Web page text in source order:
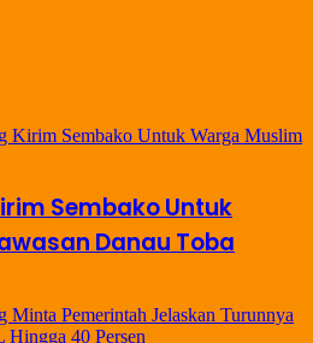
Sembako Untuk
Danau Toba